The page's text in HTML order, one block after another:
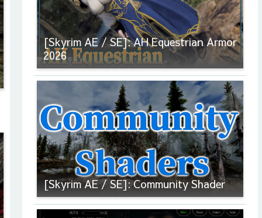
[Skyrim AE / SE]: AH Equestrian Armor
2026
[Skyrim AE / SE]: Community Shader